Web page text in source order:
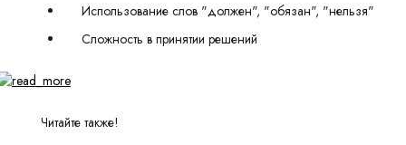
Использование слов "должен", "обязан", "нельзя"
Сложность в принятии решений
Читайте также!